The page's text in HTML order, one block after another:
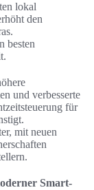
lokal
den
besten
und verbesserte
für
mit neuen
Smart-